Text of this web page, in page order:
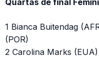
Quartas de final
1 Bianca Buitendag
(POR)
2 Carolina Marks